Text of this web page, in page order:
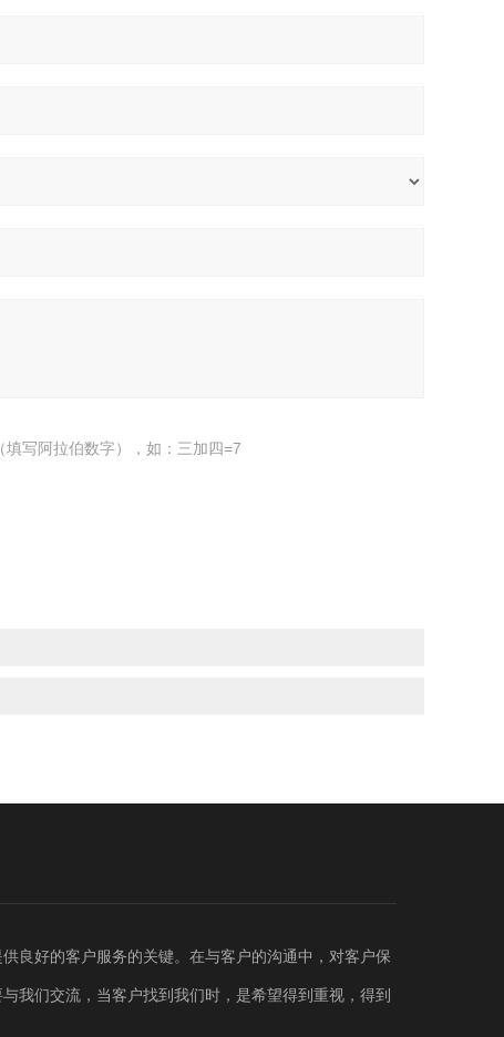
填写阿拉伯数字），如：三加四=7
良好的客户服务的关键。在与客户的沟通中，对客户保
我们交流，当客户找到我们时，是希望得到重视，得到